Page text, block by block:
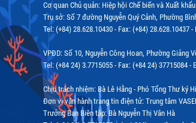
Cơ quan Chủ quản: Hiệp hội Chế biến và Xuất
Trụ sở: Số 7 đường Nguyễn Quý Cảnh, Phường
Tel: (+84) 28.628.10430 - Fax: (+84) 28.628.10437
VPĐD: Số 10, Nguyễn Công Hoan, Phường Giảng
Tel: (+84 24) 3.7715055 - Fax: (+84 24) 37715084
Chịu trách nhiệm: Bà Lê Hằng - Phó Tổng Thư ký
Đơn vị vận hành trang tin điện tử: Trung tâm
Trưởng Ban Biên tập: Bà Nguyễn Thị Vân Hà